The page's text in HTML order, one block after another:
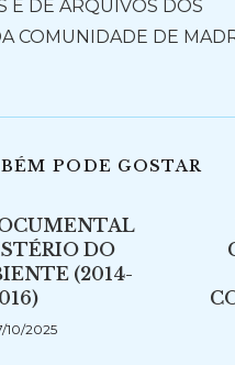
E DE ARQUIVOS DOS
COMUNIDADE DE
PODE GOSTAR
DO
(2014-
10/2025